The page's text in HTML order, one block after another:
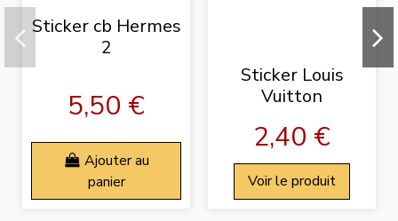
Sticker cb Hermes
2
5,50 €
Ajouter au
panier
Sticker Louis
Vuitton
2,40 €
Voir le produit